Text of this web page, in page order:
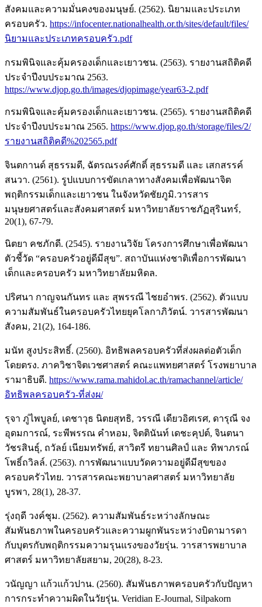
สังคมและความมั่นคงของมนุษย์. (2562). นิยามและประเภท
ครอบครัว. https://infocenter.nationalhealth.or.th/sites/default/files/
นิยามและประเภทครอบครัว.pdf
กรมพินิจและคุ้มครองเด็กและเยาวชน. (2563). รายงานสถิติคดี
ประจำปีงบประมาณ 2563.
https://www.djop.go.th/images/djopimage/year63-2.pdf
กรมพินิจและคุ้มครองเด็กและเยาวชน. (2565). รายงานสถิติคดี
ประจำปีงบประมาณ 2565. https://www.djop.go.th/storage/files/2/
รายงานสถิติคดี%202565.pdf
จินตกานด์ สุธรรมดี, ฉัตรณรงค์ศักดิ์ สุธรรมดี และ เสกสรรค์
สนวา. (2561). รูปแบบการขัดเกลาทางสังคมเพื่อพัฒนาจิต
พฤติกรรมเด็กและเยาวชน ในจังหวัดชัยภูมิ.วารสาร
มนุษยศาสตร์และสังคมศาสตร์ มหาวิทยาลัยราชภัฏสุรินทร์,
20(1), 67-79.
นิตยา คชภักดี. (2545). รายงานวิจัย โครงการศึกษาเพื่อพัฒนา
ตัวชี้วัด “ครอบครัวอยู่ดีมีสุข”. สถาบันแห่งชาติเพื่อการพัฒนา
เด็กและครอบครัว มหาวิทยาลัยมหิดล.
ปริศนา กาญจนกันทร และ สุพรรณี ไชยอำพร. (2562). ตัวแบบ
ความสัมพันธ์ในครอบครัวไทยยุคโลกาภิวัตน์. วารสารพัฒนา
สังคม, 21(2), 164-186.
มนัท สูงประสิทธิ์. (2560). อิทธิพลครอบครัวที่ส่งผลต่อตัวเด็ก
โดยตรง. ภาควิชาจิตเวชศาสตร์ คณะแพทยศาสตร์ โรงพยาบาล
รามาธิบดี. https://www.rama.mahidol.ac.th/ramachannel/article/
อิทธิพลครอบครัว-ที่ส่งผ/
รุจา ภู่ไพบูลย์, เดชาวุธ นิตยสุทธิ, วรรณี เดียวอิศเรศ, ดารุณี จง
อุดมการณ์, ระพีพรรณ คำหอม, จิตตินันท์ เดชะคุปต์, จินตนา
วัชรสินธุ์, ถวัลย์ เนียมทรัพย์, สาวิตรี ทยานศิลป์ และ ทิพาภรณ์
โพธิ์ถวิลล์. (2563). การพัฒนาแบบวัดความอยู่ดีมีสุขของ
ครอบครัวไทย. วารสารคณะพยาบาลศาสตร์ มหาวิทยาลัย
บูรพา, 28(1), 28-37.
รุ่งฤดี วงค์ชุม. (2562). ความสัมพันธ์ระหว่างลักษณะ
สัมพันธภาพในครอบครัวและความผูกพันระหว่างบิดามารดา
กับบุตรกับพฤติกรรมความรุนแรงของวัยรุ่น. วารสารพยาบาล
ศาสตร์ มหาวิทยาลัยสยาม, 20(28), 8-23.
วนัญญา แก้วแก้วปาน. (2560). สัมพันธภาพครอบครัวกับปัญหา
การกระทำความผิดในวัยรุ่น. Veridian E-Journal, Silpakorn